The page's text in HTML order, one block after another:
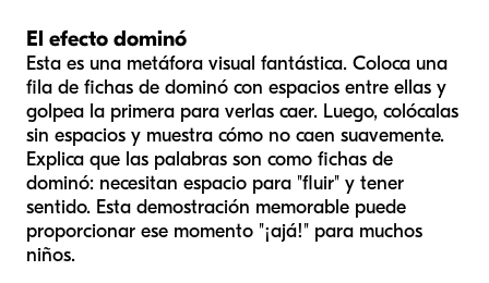
El efecto dominó
Esta es una metáfora visual fantástica. Coloca una
fila de fichas de dominó con espacios entre ellas y
golpea la primera para verlas caer. Luego, colócalas
sin espacios y muestra cómo no caen suavemente.
Explica que las palabras son como fichas de
dominó: necesitan espacio para "fluir" y tener
sentido. Esta demostración memorable puede
proporcionar ese momento "¡ajá!" para muchos
niños.